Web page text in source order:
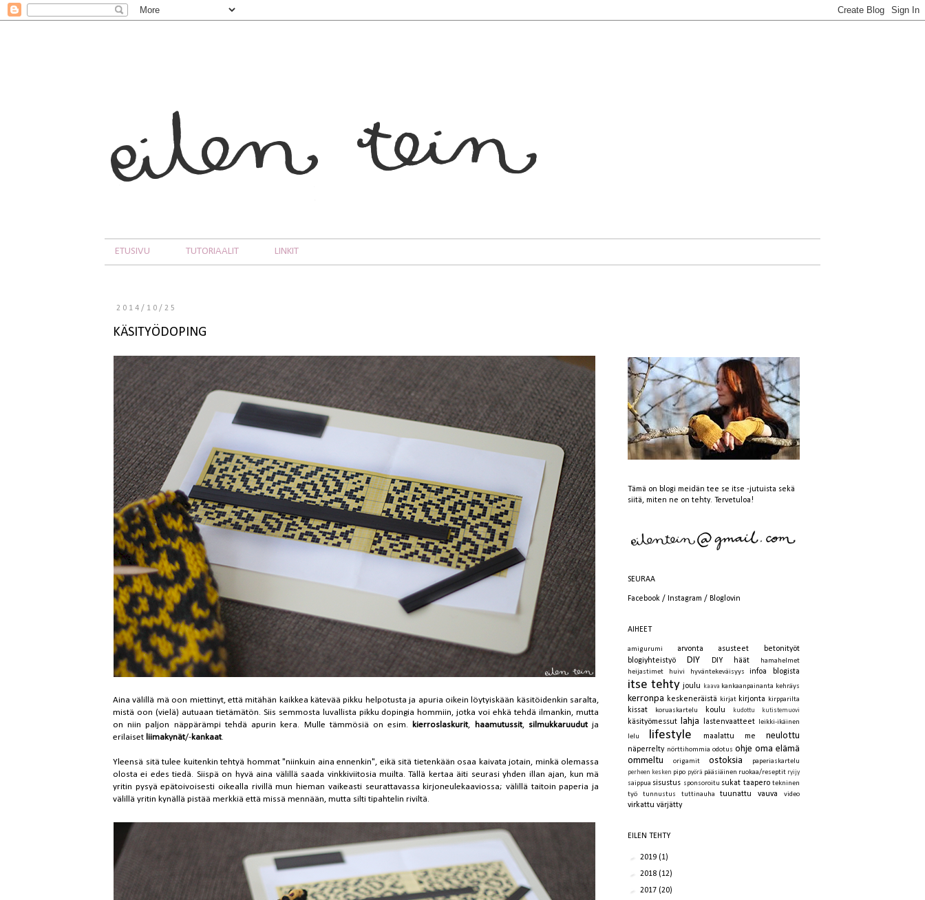
ETUSIVU TUTORIAALIT LINKIT
2014/10/25
KÄSITYÖDOPING
Aina välillä mä oon miettinyt, että mitähän kaikkea kätevää pikku helpotusta ja apuria oikein löytyiskään käsitöidenkin saralta,
mistä oon (vielä) autuaan tietämätön. Siis semmosta luvallista pikku dopingia hommiin, jotka voi ehkä tehdä ilmankin, mutta
on niin paljon näppärämpi tehdä apurin kera. Mulle tämmösiä on esim.
kierroslaskurit, haamutussit, silmukkaruudutja
erilaiset liimakynät/-kankaat.
Yleensä sitä tulee kuitenkin tehtyä hommat "niinkuin aina ennenkin", eikä sitä tietenkään osaa kaivata jotain, minkä olemassa
olosta ei edes tiedä. Siispä on hyvä aina välillä saada vinkkiviitosia muilta. Tällä kertaa äiti seurasi yhden illan ajan, kun mä
yritin pysyä epätoivoisesti oikealla rivillä mun hieman vaikeasti seurattavassa kirjoneulekaaviossa; välillä taitoin paperia ja
välillä yritin kynällä pistää merkkiä että missä mennään, mutta silti tipahtelin riviltä.
Tämä on blogi meidän tee se itse -jutuista sekä
siitä, miten ne on tehty. Tervetuloa!
SEURAA
Facebook / Instagram / Bloglovin
AIHEET
amigurumi arvonta asusteet
betonityöt
blogiyhteistyö
DIY DIY häät
hamahelmet
heijastimet
huivi hyväntekeväisyys infoa blogista
itse tehty joulu kaava kankaanpainanta kehräys
kerronpa keskeneräistä kirjat kirjonta kirpparilta
kissat koruaskartelu koulu kudottu kutistemuovi
käsityömessut lahja lastenvaatteet
leikki-ikäinen
lelu
lifestyle maalattu me neulottu
näperrelty nörttihommia odotus ohje oma elämä
ommeltu
origamit ostoksia paperiaskartelu
perheen kesken pipo pyörä pääsiäinen ruokaa/reseptit ryijy
saippua sisustus sponsoroitu sukat taapero tekninen
työ
tunnustus tuttinauha tuunattu vauva video
virkattu värjätty
EILEN TEHTY
► 2019 (1)
► 2018 (12)
► 2017 (20)